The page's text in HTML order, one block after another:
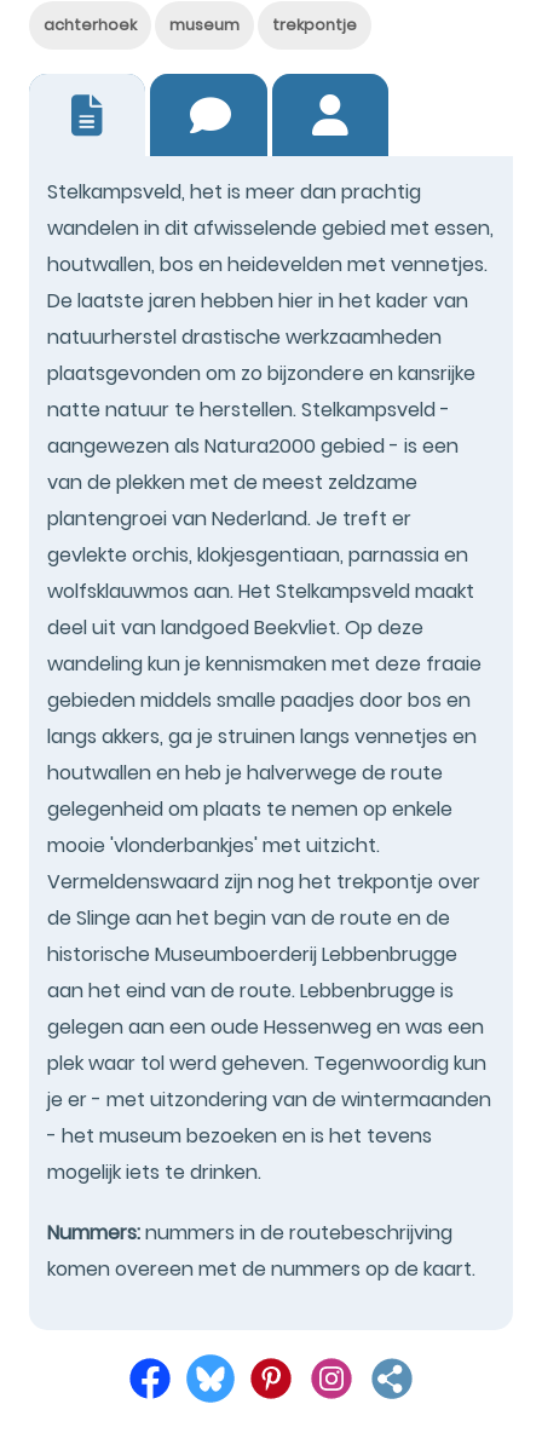
achterhoek museum trekpontje
Stelkampsveld, het is meer dan prachtig
wandelen in dit afwisselende gebied met essen,
houtwallen, bos en heidevelden met vennetjes.
De laatste jaren hebben hier in het kader van
natuurherstel drastische werkzaamheden
plaatsgevonden om zo bijzondere en kansrijke
natte natuur te herstellen. Stelkampsveld -
aangewezen als Natura2000 gebied - is een
van de plekken met de meest zeldzame
plantengroei van Nederland. Je treft er
gevlekte orchis, klokjesgentiaan, parnassia en
wolfsklauwmos aan. Het Stelkampsveld maakt
deel uit van landgoed Beekvliet. Op deze
wandeling kun je kennismaken met deze fraaie
gebieden middels smalle paadjes door bos en
langs akkers, ga je struinen langs vennetjes en
houtwallen en heb je halverwege de route
gelegenheid om plaats te nemen op enkele
mooie 'vlonderbankjes' met uitzicht.
Vermeldenswaard zijn nog het trekpontje over
de Slinge aan het begin van de route en de
historische Museumboerderij Lebbenbrugge
aan het eind van de route. Lebbenbrugge is
gelegen aan een oude Hessenweg en was een
plek waar tol werd geheven. Tegenwoordig kun
je er - met uitzondering van de wintermaanden
- het museum bezoeken en is het tevens
mogelijk iets te drinken.
Nummers:nummers in de routebeschrijving
komen overeen met de nummers op de kaart.